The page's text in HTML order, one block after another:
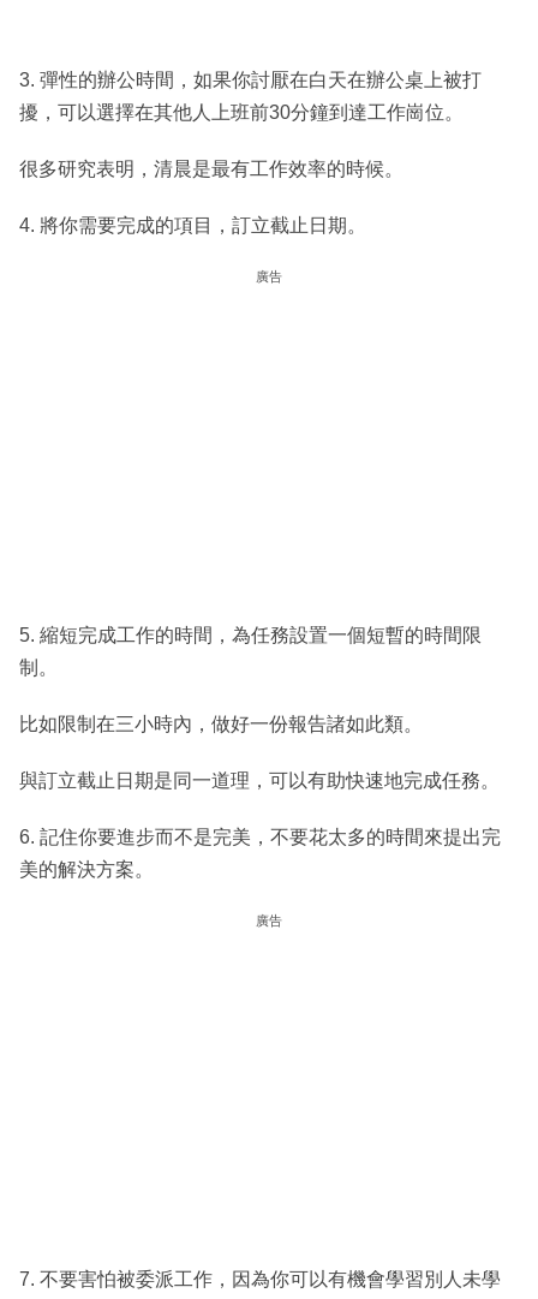
3. 彈性的辦公時間，如果你討厭在白天在辦公桌上被打
擾，可以選擇在其他人上班前30分鐘到達工作崗位。
很多研究表明，清晨是最有工作效率的時候。
4. 將你需要完成的項目，訂立截止日期。
廣告
5. 縮短完成工作的時間，為任務設置一個短暫的時間限
制。
比如限制在三小時內，做好一份報告諸如此類。
與訂立截止日期是同一道理，可以有助快速地完成任務。
6. 記住你要進步而不是完美，不要花太多的時間來提出完
美的解決方案。
廣告
7. 不要害怕被委派工作，因為你可以有機會學習別人未學